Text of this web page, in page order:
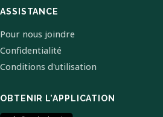
ASSISTANCE
Pour nous joindre
Confidentialité
Conditions d'utilisation
OBTENIR L'APPLICATION